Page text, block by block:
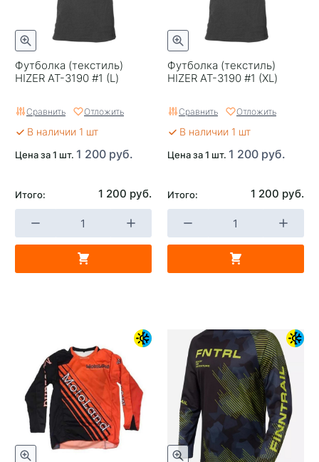
Футболка (текстиль)
HIZER АТ-3190 #1 (L)
Сравнить Отложить
В наличии 1 шт
Цена за 1 шт. 1 200 руб.
Итого: 1 200 руб.
Футболка (текстиль)
HIZER АТ-3190 #1 (XL)
Сравнить Отложить
В наличии 1 шт
Цена за 1 шт. 1 200 руб.
Итого: 1 200 руб.